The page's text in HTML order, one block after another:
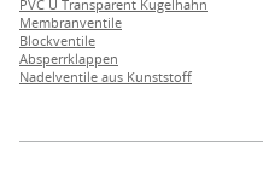
PVC U Transparent Kugelhahn
Membranventile
Blockventile
Absperrklappen
Nadelventile aus Kunststoff